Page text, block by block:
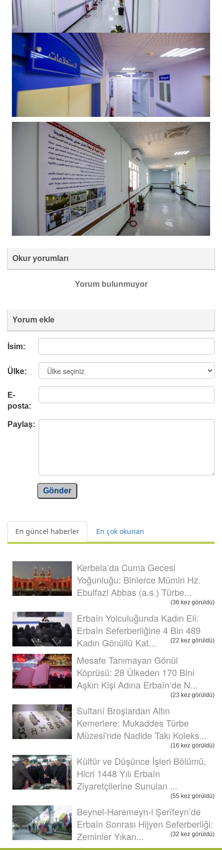
Okur yorumları
Yorum bulunmuyor
Yorum ekle
İsim:
Ülke:
E-
posta:
Paylaş:
Gönder
En güncel haberler En çok okunan
Kerbela’da Cuma Gecesi
Yoğunluğu: Binlerce Mümin Hz.
Ebulfazl Abbas (a.s.) Türbe...
(36 kez görüldü)
Erbaîn Yolculuğunda Kadın Eli:
Erbaîn Seferberliğine 4 Bin 489
Kadın Gönüllü Kat...
(22 kez görüldü)
Mesafe Tanımayan Gönül
Köprüsü: 28 Ülkeden 170 Bini
Aşkın Kişi Adına Erbaîn’de N...
(23 kez görüldü)
Sultanî Broşlardan Altın
Kemerlere: Mukaddes Türbe
Müzesi'nde Nadide Takı Koleks...
(16 kez görüldü)
Kültür ve Düşünce İşleri Bölümü,
Hicri 1448 Yılı Erbaîn
Ziyaretçilerine Sunulan ...
(55 kez görüldü)
Beynel-Haremeyn-i Şerîfeyn’de
Erbaîn Sonrası Hijyen Seferberliği:
Zeminler Yıkan...
(32 kez görüldü)